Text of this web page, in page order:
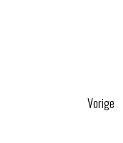
Vorige